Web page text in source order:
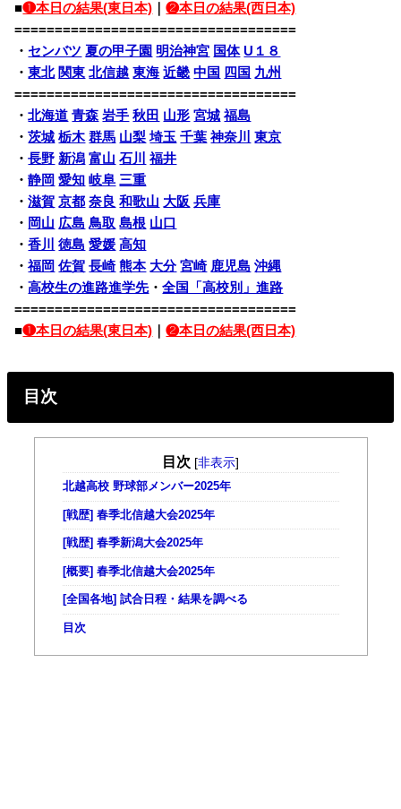
■❶本日の結果(東日本) ｜❷本日の結果(西日本)
===================================
・ センバツ 夏の甲子園 明治神宮 国体 U１８
・東北 関東 北信越 東海 近畿 中国 四国 九州
===================================
・北海道 青森 岩手 秋田 山形 宮城 福島
・茨城 栃木 群馬 山梨 埼玉 千葉 神奈川
東京
・長野 新潟 富山 石川
福井
・静岡 愛知 岐阜 三重
・滋賀 京都 奈良 和歌山 大阪 兵庫
・ 岡山 広島 鳥取 島根 山口
・香川 徳島 愛媛 高知
・福岡 佐賀 長崎 熊本 大分 宮崎 鹿児島 沖縄
・高校生の進路進学先・全国「高校別」進路
===================================
■❶本日の結果(東日本) ｜❷本日の結果(西日本)
目次
目次 [非表示]
北越高校 野球部メンバー2025年
[戦歴] 春季北信越大会2025年
[戦歴] 春季新潟大会2025年
[概要] 春季北信越大会2025年
[全国各地] 試合日程・結果を調べる
目次